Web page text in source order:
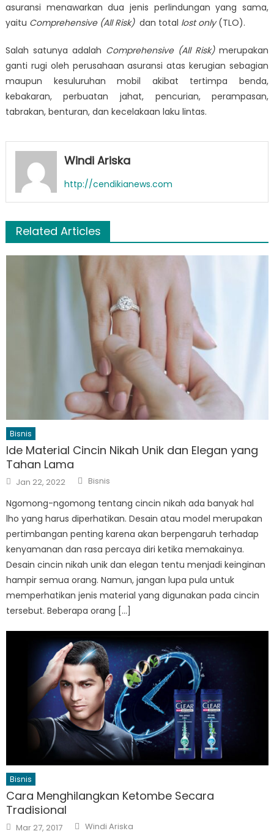
asuransi menawarkan dua jenis perlindungan yang sama,
yaitu Comprehensive (All Risk) dan total lost only(TLO).
Salah satunya adalah Comprehensive (All Risk)merupakan
ganti rugi oleh perusahaan asuransi atas kerugian sebagian
maupun kesuluruhan mobil akibat tertimpa benda,
kebakaran, perbuatan jahat, pencurian, perampasan,
tabrakan, benturan, dan kecelakaan laku lintas.
Windi Ariska
http://cendikianews.com
Related Articles
Bisnis
Ide Material Cincin Nikah Unik dan Elegan yang
Tahan Lama
Posted
on
Jan 22, 2022 Author
Bisnis
Ngomong-ngomong tentang cincin nikah ada banyak hal
lho yang harus diperhatikan. Desain atau model merupakan
pertimbangan penting karena akan berpengaruh terhadap
kenyamanan dan rasa percaya diri ketika memakainya.
Desain cincin nikah unik dan elegan tentu menjadi keinginan
hampir semua orang. Namun, jangan lupa pula untuk
memperhatikan jenis material yang digunakan pada cincin
tersebut. Beberapa orang […]
Bisnis
Cara Menghilangkan Ketombe Secara
Tradisional
Posted
on
Mar 27, 2017 Author
Windi Ariska